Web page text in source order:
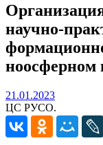
научно-
ноосферном
21.01.202321.01.2023
ЦС РУСО.